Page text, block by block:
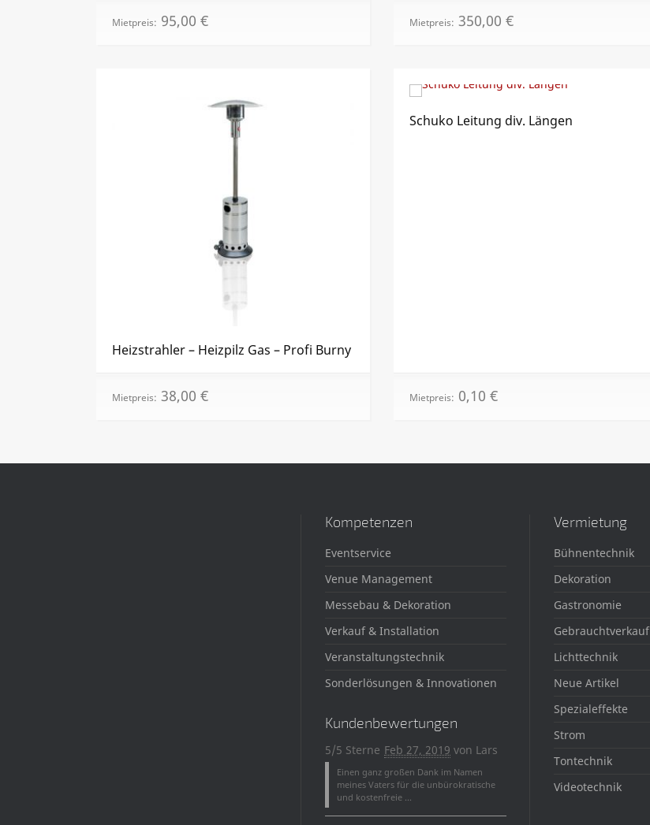
Mietpreis: 95,00 € Mietpreis: 350,00 €
Heizstrahler – Heizpilz Gas – Profi Burny
Mietpreis: 38,00 €
Schuko Leitung div. Längen
Mietpreis: 0,10 €
Kompetenzen
Eventservice
Venue Management
Messebau & Dekoration
Verkauf & Installation
Veranstaltungstechnik
Sonderlösungen & Innovationen
Kundenbewertungen
5/5 Sterne Feb 27, 2019 von Lars
Einen ganz großen Dank im Namen
meines Vaters für die unbürokratische
und kostenfreie ...
Vermietung
Bühnentechnik
Dekoration
Gastronomie
Gebrauchtverkauf
Lichttechnik
Neue Artikel
Spezialeffekte
Strom
Tontechnik
Videotechnik